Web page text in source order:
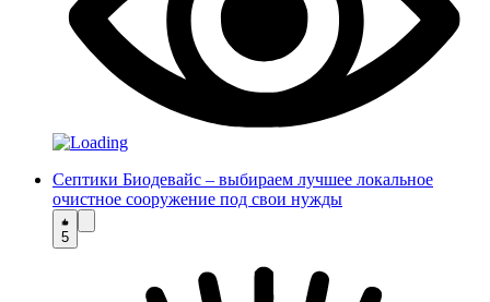
Септики Биодевайс – выбираем лучшее локальное
очистное сооружение под свои нужды
5